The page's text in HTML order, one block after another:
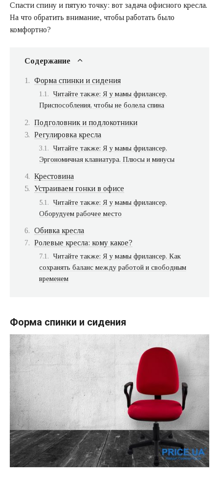
Спасти спину и пятую точку: вот задача офисного кресла.
На что обратить внимание, чтобы работать было
комфортно?
Содержание
Форма спинки и сидения
Читайте также: Я у мамы фрилансер.
Приспособления, чтобы не болела спина
Подголовник и подлокотники
Регулировка кресла
Читайте также: Я у мамы фрилансер.
Эргономичная клавиатура. Плюсы и минусы
Крестовина
Устраиваем гонки в офисе
Читайте также: Я у мамы фрилансер.
Оборудуем рабочее место
Обивка кресла
Ролевые кресла: кому какое?
Читайте также: Я у мамы фрилансер. Как
сохранять баланс между работой и свободным
временем
Форма спинки и сидения